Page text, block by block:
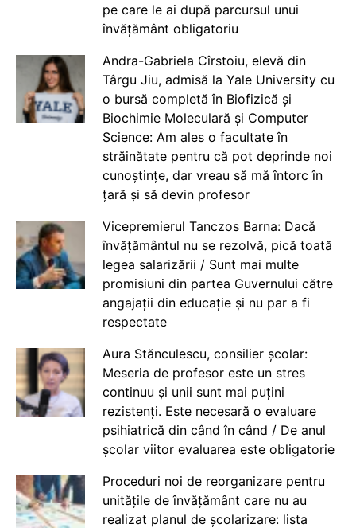
pe care le ai după parcursul unui
învățământ obligatoriu
Andra-Gabriela Cîrstoiu, elevă din
Târgu Jiu, admisă la Yale University cu
o bursă completă în Biofizică și
Biochimie Moleculară și Computer
Science: Am ales o facultate în
străinătate pentru că pot deprinde noi
cunoștințe, dar vreau să mă întorc în
țară și să devin profesor
Vicepremierul Tanczos Barna: Dacă
învățământul nu se rezolvă, pică toată
legea salarizării / Sunt mai multe
promisiuni din partea Guvernului către
angajații din educație și nu par a fi
respectate
Aura Stănculescu, consilier școlar:
Meseria de profesor este un stres
continuu și unii sunt mai puțini
rezistenți. Este necesară o evaluare
psihiatrică din când în când / De anul
școlar viitor evaluarea este obligatorie
Proceduri noi de reorganizare pentru
unitățile de învățământ care nu au
realizat planul de școlarizare: lista